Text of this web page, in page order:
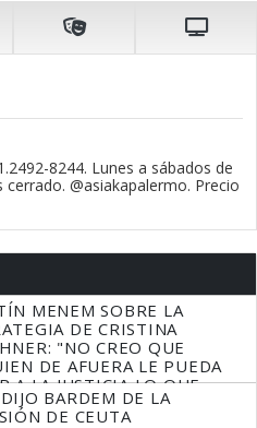
8244. Lunes a sábados de
@asiakapalermo. Precio
MENEM SOBRE LA
DE CRISTINA
"NO CREO QUE
DE AFUERA LE PUEDA
A LA JUSTICIA LO QUE
QUE HACER"
BARDEM DE LA
DE CEUTA